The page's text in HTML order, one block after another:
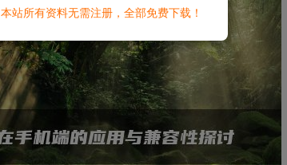
本站所有资料无需注册，全部免费下载！